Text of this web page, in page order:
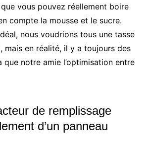
vous pouvez réellement boire
compte la mousse et le sucre.
nous voudrions tous une tasse
mais en réalité, il y a toujours des
que notre amie l’optimisation entre
de remplissage
d’un panneau